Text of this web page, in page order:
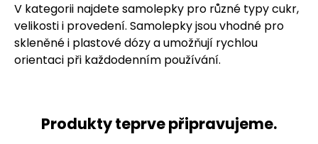
Produkty teprve připravujeme.
V kategorii najdete samolepky pro různé typy cukr,
velikosti i provedení. Samolepky jsou vhodné pro
skleněné i plastové dózy a umožňují rychlou
orientaci při každodenním používání.